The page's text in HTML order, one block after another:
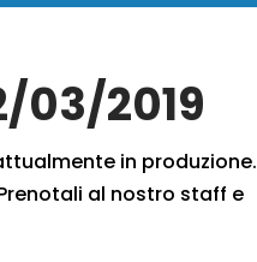
03/2019
in produzione.
al nostro staff e